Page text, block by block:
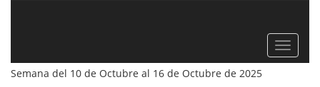
Toggle
Semana del 10 de Octubre al 16 de Octubre de 2025